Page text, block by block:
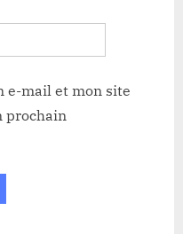
e-mail et mon site
prochain